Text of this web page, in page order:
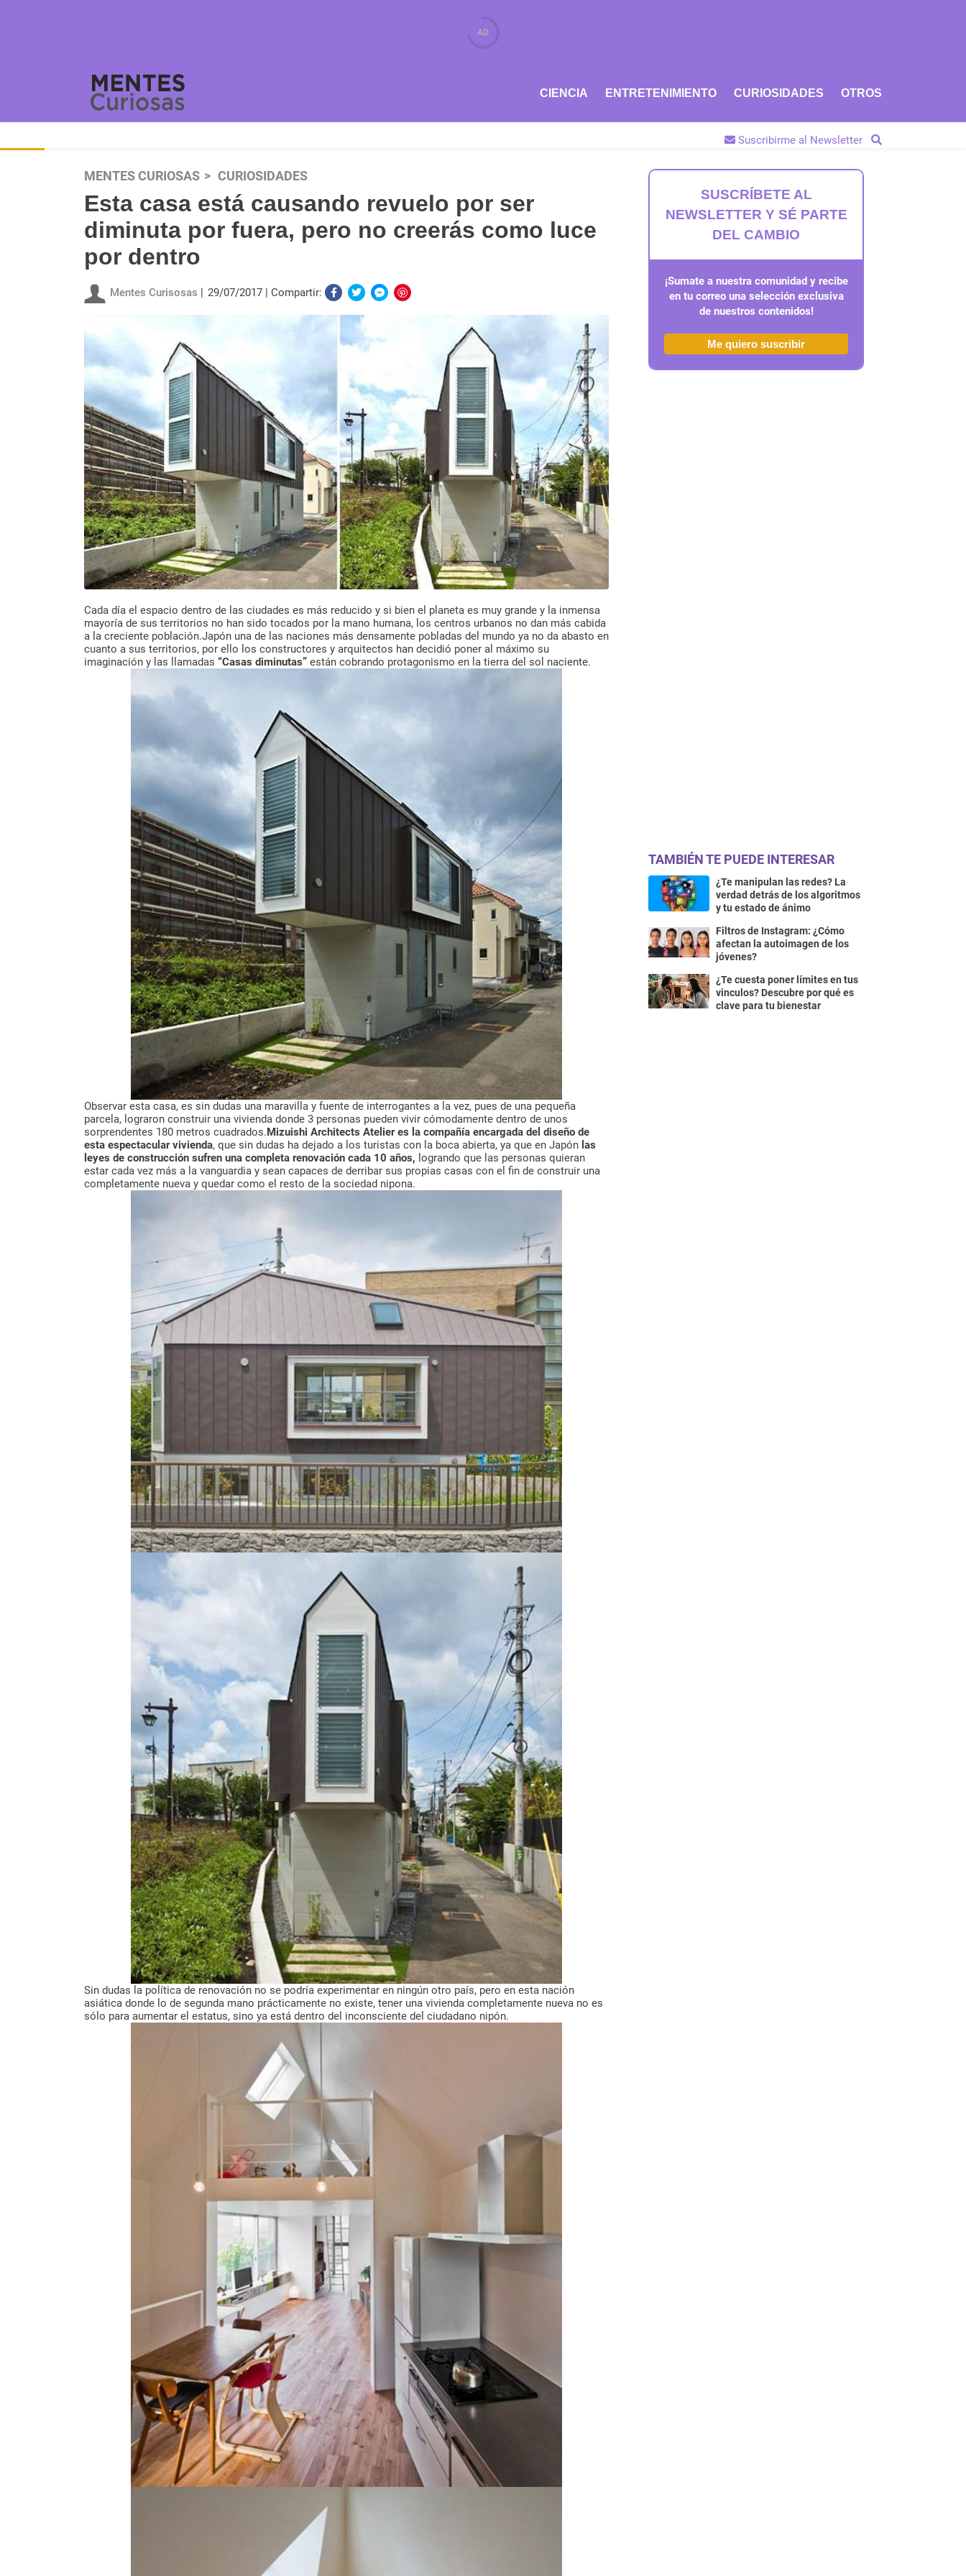
CIENCIA ENTRETENIMIENTO CURIOSIDADES OTROS
Suscribirme al Newsletter
MENTES CURIOSAS CURIOSIDADES
Esta casa está causando revuelo por ser
diminuta por fuera, pero no creerás como luce
por dentro
Mentes Curisosas 29/07/2017 Compartir:
Cada día el espacio dentro de las ciudades es más reducido y si bien el planeta es muy grande y la inmensa
mayoría de sus territorios no han sido tocados por la mano humana, los centros urbanos no dan más cabida
a la creciente población.Japón una de las naciones más densamente pobladas del mundo ya no da abasto en
cuanto a sus territorios, por ello los constructores y arquitectos han decidió poner al máximo su
imaginación y las llamadas “Casas diminutas” están cobrando protagonismo en la tierra del sol naciente.
Observar esta casa, es sin dudas una maravilla y fuente de interrogantes a la vez, pues de una pequeña
parcela, lograron construir una vivienda donde 3 personas pueden vivir cómodamente dentro de unos
sorprendentes 180 metros cuadrados.Mizuishi Architects Atelier es la compañía encargada del diseño de
esta espectacular vivienda, que sin dudas ha dejado a los turistas con la boca abierta, ya que en Japón las
leyes de construcción sufren una completa renovación cada 10 años, logrando que las personas quieran
estar cada vez más a la vanguardia y sean capaces de derribar sus propias casas con el fin de construir una
completamente nueva y quedar como el resto de la sociedad nipona.
Sin dudas la política de renovación no se podría experimentar en ningún otro país, pero en esta nación
asiática donde lo de segunda mano prácticamente no existe, tener una vivienda completamente nueva no es
sólo para aumentar el estatus, sino ya está dentro del inconsciente del ciudadano nipón.
SUSCRÍBETE AL
NEWSLETTER Y SÉ PARTE
DEL CAMBIO
¡Sumate a nuestra comunidad y recibe
en tu correo una selección exclusiva
de nuestros contenidos!
Me quiero suscribir
TAMBIÉN TE PUEDE INTERESAR
¿Te manipulan las redes? La
verdad detrás de los algoritmos
y tu estado de ánimo
Filtros de Instagram: ¿Cómo
afectan la autoimagen de los
jóvenes?
¿Te cuesta poner límites en tus
vinculos? Descubre por qué es
clave para tu bienestar